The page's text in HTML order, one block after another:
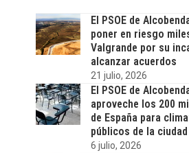
El PSOE de
poner en riesgo
Valgrande por su
alcanzar acuerdos
21 julio, 2026
El PSOE de
aproveche los 200
de España para
públicos de la ciudad
6 julio, 2026